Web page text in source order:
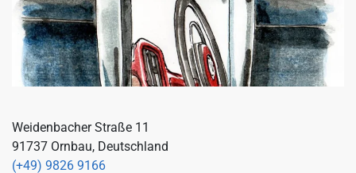
Weidenbacher Straße 11
91737 Ornbau, Deutschland
(+49) 9826 9166